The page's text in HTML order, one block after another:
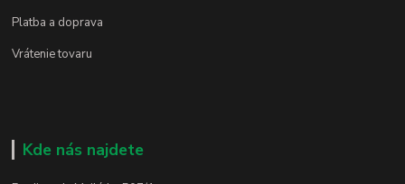
Platba a doprava
Vrátenie tovaru
Kde nás najdete